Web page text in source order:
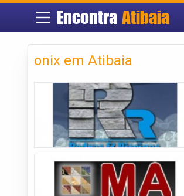
EncontraAtibaia
onix em Atibaia